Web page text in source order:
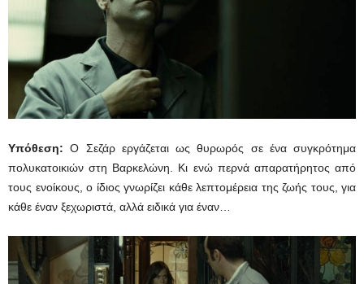
Υπόθεση: Ο Σεζάρ εργάζεται ως θυρωρός σε ένα συγκρότημα
πολυκατοικιών στη Βαρκελώνη. Κι ενώ περνά απαρατήρητος από
τους ενοίκους, ο ίδιος γνωρίζει κάθε λεπτομέρεια της ζωής τους, για
κάθε έναν ξεχωριστά, αλλά ειδικά για έναν…